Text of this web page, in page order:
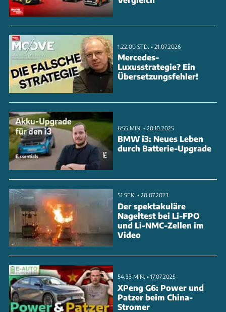
Sitz in der Mitte des Fonds. Die 55-kWh-Batterie soll
400 km Reichweite ermöglichen, der Sprint auf 100
km/h gelingt in 4,5 Sekunden. Mit einem Startpreis
von umgerechnet 94.000 Euro soll der Elektro-
Sportler 2026 in Serie gehen.
1:22:00 STD. • 21.07.2026
Mercedes-
Luxusstrategie? Ein
Übersetzungsfehler!
6:55 MIN. • 20.10.2025
BMW i3: Neues Leben
durch Batterie-Upgrade
51 SEK. • 20.07.2023
Der spektakuläre
Nageltest bei Li-FPO
und Li-NMC-Zellen im
Video
54:33 MIN. • 17.07.2025
XPeng G6: Power und
Patzer beim China-
Stromer